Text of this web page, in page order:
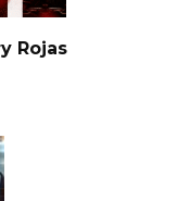
Rojas